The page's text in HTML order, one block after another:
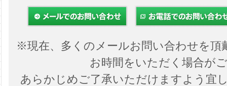
※現在、多くのメールお問い合わせを頂
お時間をいただく場合が
あらかじめご了承いただけますよう宜